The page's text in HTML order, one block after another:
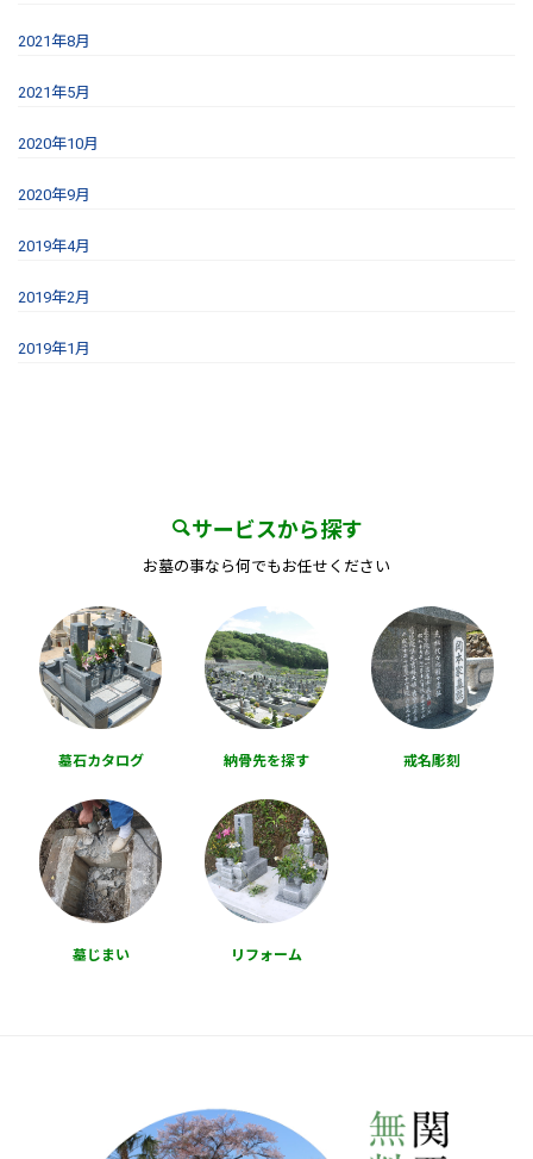
2021年8月
2021年5月
2020年10月
2020年9月
2019年4月
2019年2月
2019年1月
サービスから探す
お墓の事なら何でもお任せください
墓石カタログ 納骨先を探す 戒名彫刻
墓じまい リフォーム